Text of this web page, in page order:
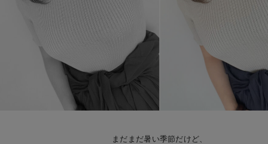
マタニティウェア全て
マタニティ ワンピース
マタニティ パンツ
マタニティ 下着・インナー全て
マタニティ ショーツ
授乳服全て
授乳ワンピース
マタニティ フォーマル全て
マタニティ スーツ
マタニティ オフィス 通勤服
マタニティ ドレス（結婚式・お呼ばれ）
授乳用品全て
妊婦用 抱き枕・授乳クッション
マタニティレッグウェア全て
マタニティストッキング・タイツ
マタニティレギンス
マタニティ ボディケア全て
妊娠線クリーム
アウトレット全て
【アウトレット】ワンピース
【アウトレット】トップス・授乳トップス
抗菌防臭加工
再入荷全て
再入荷｜インナー
再入荷｜アウター
送料無料アイテム全て
ワンピース
パンツ
ブラキャミ おまとめ
【37周年祭セール】
【37周年祭セール】
【37周年祭セール】
気温差別オススメア
【15℃】3月下旬～
【〜10℃】3月中旬
動きやすく着回しで
涼しくて可愛い「ワ
強撚スムース(コス
マタニティウェア
【おまとめ割】パジ
こだわりの履き心地
カジュアル
レギンス
ジャケット派
きれいめトップス派
きれいめスカート派
出産準備応援割全て
マタニティパジャマ
マタニティインナー
ベビー
【オフィスカジュア
【オフィスカジュア
レギンスタイプ
パンツタイプ
【フォーマル】ワン
【フォーマル】ボト
【フォーマル】トッ
【ベビー】長袖
【ベビー】半袖
【ベビー】グッズ
ハンカチ
2WAYオール
コンビ肌着
快適ウェア10%OFF
春のマタニティワン
セットアップ・ レイ
Aライン ・フレアワ
Iライン ・タイトシル
Gift Selection 出産
〜3,000円（税込）
〜5,000円（税込）
〜10,000円（税込）
冬の冷え対策インナ
薄くてあったか
腹巻・ひざ上パンツ
入院準備の持ち物チ
入院してすぐ使うグ
赤ちゃんへ使うもの
産後に使うグッズ
冬のあったか特集全て
【冬のあったか特集
【冬のあったか特集
【冬のあったか特集
まだまだ暑い季節だけど、